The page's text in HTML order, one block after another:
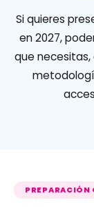
Si quieres
en 2027,
que